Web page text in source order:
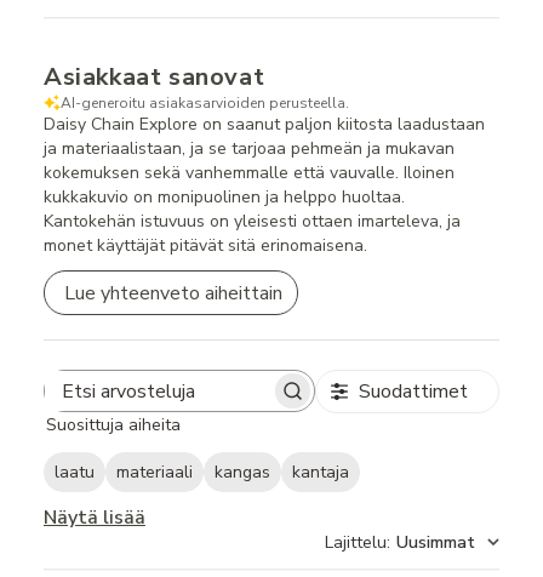
Asiakkaat sanovat
AI-generoitu asiakasarvioiden perusteella.
Daisy Chain Explore on saanut paljon kiitosta laadustaan
ja materiaalistaan, ja se tarjoaa pehmeän ja mukavan
kokemuksen sekä vanhemmalle että vauvalle. Iloinen
kukkakuvio on monipuolinen ja helppo huoltaa.
Kantokehän istuvuus on yleisesti ottaen imarteleva, ja
monet käyttäjät pitävät sitä erinomaisena.
Lue yhteenveto aiheittain
Search
reviews
Suodattimet
Suosittuja aiheita
laatu materiaali kangas kantaja
Näytä lisää
Lajittelu: Uusimmat